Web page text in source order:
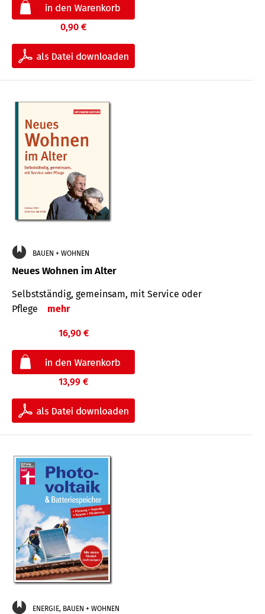
0,90 €
BAUEN + WOHNEN
Neues Wohnen im Alter
Selbstständig, gemeinsam, mit Service oder
Pflege
mehr
16,90 €
13,99 €
ENERGIE, BAUEN + WOHNEN